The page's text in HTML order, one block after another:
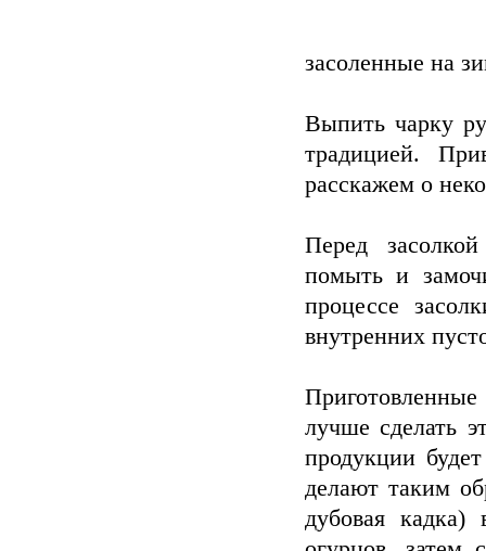
засоленные на
Выпить чарку
традицией.
расскажем о
Перед
помыть и
процессе
внутренних
лучше сделать
продукции
делают таким
дубовая